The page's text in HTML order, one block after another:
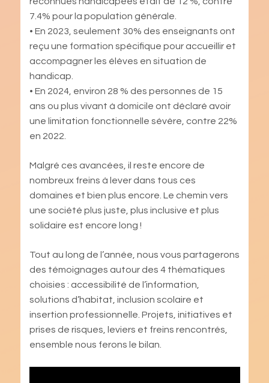
7.4% pour la population générale.
• En 2023, seulement 30% des enseignants ont
reçu une formation spécifique pour accueillir et
accompagner les élèves en situation de
handicap.
• En 2024, environ 28 % des personnes de 15
ans ou plus vivant à domicile ont déclaré avoir
une limitation fonctionnelle sévère, contre 22%
en 2022.
Malgré ces avancées, il reste encore de
nombreux freins à lever dans tous ces
domaines et bien plus encore. Le chemin vers
une société plus juste, plus inclusive et plus
solidaire est encore long !
Tout au long de l’année, nous vous partagerons
des témoignages autour des 4 thématiques
choisies : accessibilité de l’information,
solutions d’habitat, inclusion scolaire et
insertion professionnelle. Projets, initiatives et
prises de risques, leviers et freins rencontrés,
ensemble nous ferons le bilan.